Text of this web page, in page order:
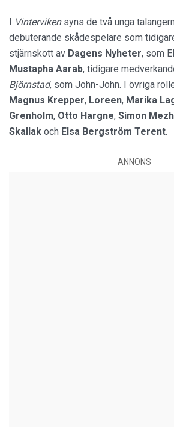
I Vintervikensyns de två unga
debuterande skådespelare som
stjärnskott av Dagens Nyheter, som
Mustapha Aarab, tidigare
Björnstad, som John-John. I övriga
Magnus Krepper, Loreen, Marika
Grenholm, Otto Hargne, Simon
Skallak och Elsa Bergström Terent.
ANNONS